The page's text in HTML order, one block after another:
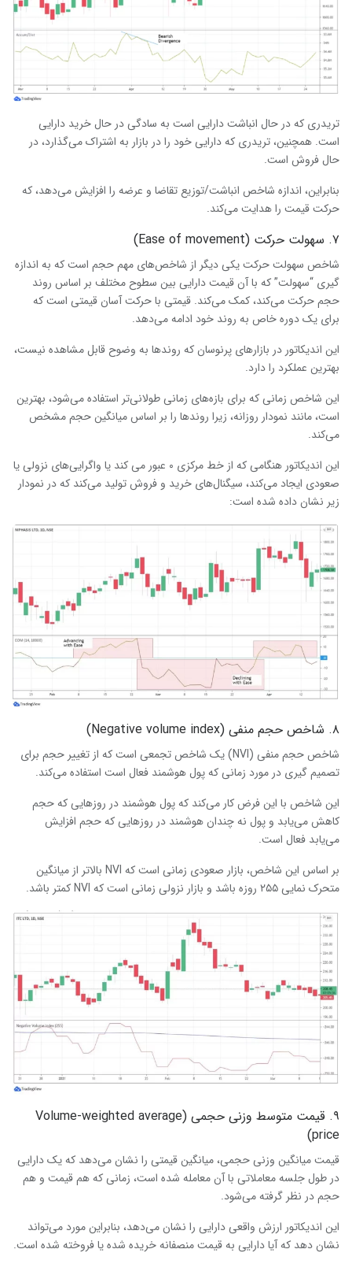
تریدری که در حال انباشت دارایی است به سادگی در حال خرید دارایی
است. همچنین، تریدری که دارایی خود را در بازار به اشتراک می‌گذارد، در
حال فروش است.
بنابراین، اندازه شاخص انباشت/توزیع تقاضا و عرضه را افزایش می‌دهد، که
حرکت قیمت را هدایت می‌کند.
۷. سهولت حرکت (Ease of movement)
شاخص سهولت حرکت یکی دیگر از شاخص‌های مهم حجم است که به اندازه
گیری “سهولت” که با آن قیمت دارایی بین سطوح مختلف بر اساس روند
حجم حرکت می‌کند، کمک می‌کند. قیمتی با حرکت آسان قیمتی است که
برای یک دوره خاص به روند خود ادامه می‌دهد.
این اندیکاتور در بازارهای پرنوسان که روندها به وضوح قابل مشاهده نیست،
بهترین عملکرد را دارد.
این شاخص زمانی که برای بازه‌های زمانی طولانی‌تر استفاده می‌شود، بهترین
است، مانند نمودار روزانه، زیرا روندها را بر اساس میانگین حجم مشخص
می‌کند.
این اندیکاتور هنگامی که از خط مرکزی ۰ عبور می کند یا واگرایی‌های نزولی یا
صعودی ایجاد می‌کند، سیگنال‌های خرید و فروش تولید می‌کند که در نمودار
زیر نشان داده شده است:
۸. شاخص حجم منفی (Negative volume index)
شاخص حجم منفی (NVI) یک شاخص تجمعی است که از تغییر حجم برای
تصمیم گیری در مورد زمانی که پول هوشمند فعال است استفاده می‌کند.
این شاخص با این فرض کار می‌کند که پول هوشمند در روزهایی که حجم
کاهش می‌یابد و پول نه چندان هوشمند در روزهایی که حجم افزایش
می‌یابد فعال است.
بر اساس این شاخص، بازار صعودی زمانی است که NVI بالاتر از میانگین
متحرک نمایی ۲۵۵ روزه باشد و بازار نزولی زمانی است که NVI کمتر باشد.
۹. قیمت متوسط وزنی حجمی (Volume-weighted average
price)
قیمت میانگین وزنی حجمی، میانگین قیمتی را نشان می‌دهد که یک دارایی
در طول جلسه معاملاتی با آن معامله شده است، زمانی که هم قیمت و هم
حجم در نظر گرفته می‌شود.
این اندیکاتور ارزش واقعی دارایی را نشان می‌دهد، بنابراین مورد می‌تواند
نشان دهد که آیا دارایی به قیمت منصفانه خریده شده یا فروخته شده است.